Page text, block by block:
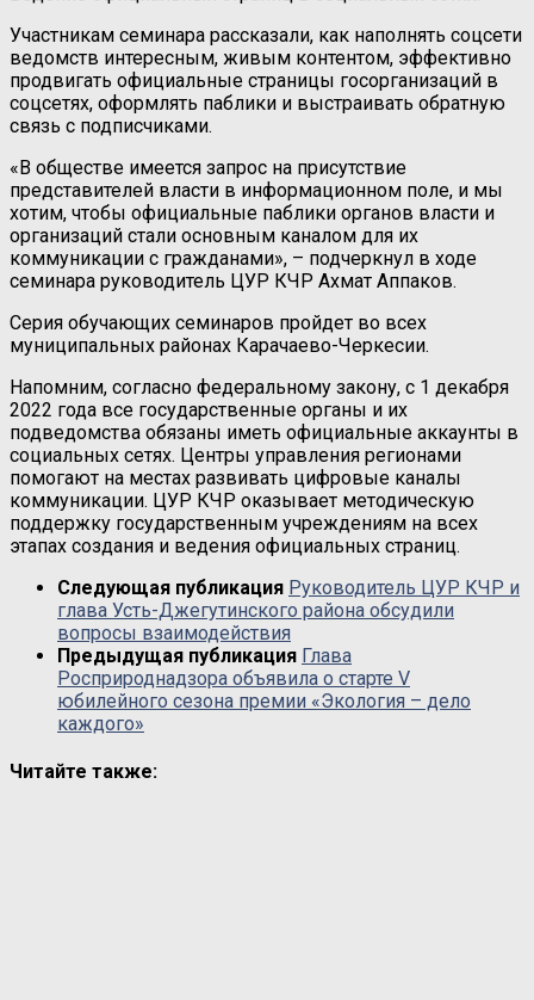
Участникам семинара рассказали, как наполнять соцсети
ведомств интересным, живым контентом, эффективно
продвигать официальные страницы госорганизаций в
соцсетях, оформлять паблики и выстраивать обратную
связь с подписчиками.
«В обществе имеется запрос на присутствие
представителей власти в информационном поле, и мы
хотим, чтобы официальные паблики органов власти и
организаций стали основным каналом для их
коммуникации с гражданами», – подчеркнул в ходе
семинара руководитель ЦУР КЧР Ахмат Аппаков.
Серия обучающих семинаров пройдет во всех
муниципальных районах Карачаево-Черкесии.
Напомним, согласно федеральному закону, с 1 декабря
2022 года все государственные органы и их
подведомства обязаны иметь официальные аккаунты в
социальных сетях. Центры управления регионами
помогают на местах развивать цифровые каналы
коммуникации. ЦУР КЧР оказывает методическую
поддержку государственным учреждениям на всех
этапах создания и ведения официальных страниц.
Следующая публикация Руководитель ЦУР КЧР и
глава Усть-Джегутинского района обсудили
вопросы взаимодействия
Предыдущая публикация Глава
Росприроднадзора объявила о старте V
юбилейного сезона премии «Экология – дело
каждого»
Читайте также: